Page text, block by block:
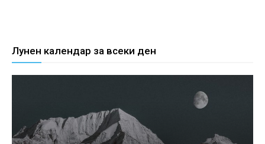
Лунен календар за всеки ден